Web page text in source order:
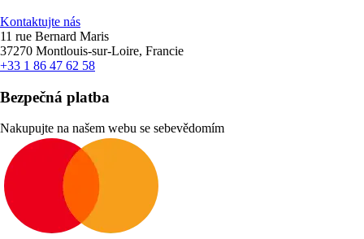
Kontaktujte nás
11 rue Bernard Maris
37270 Montlouis-sur-Loire, Francie
+33 1 86 47 62 58
Bezpečná platba
Nakupujte na našem webu se sebevědomím